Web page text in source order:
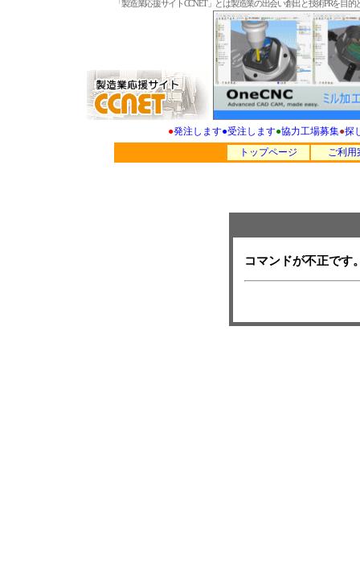
「製造業応援サイトCCNET」とは製造業の出会い創出と技術PRを
●発注します●受注します●協力工場募集●探
トップページ
ご利用
コマンドが不正です